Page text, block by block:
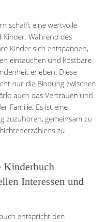
schafft eine wertvolle
Kinder. Während des
Kinder sich entspannen,
eintauchen und kostbare
erleben. Diese
nur die Bindung zwischen
auch das Vertrauen und
Familie. Es ist eine
zuzuhören, gemeinsam zu
zu
Kinderbuch
Interessen und
entspricht den